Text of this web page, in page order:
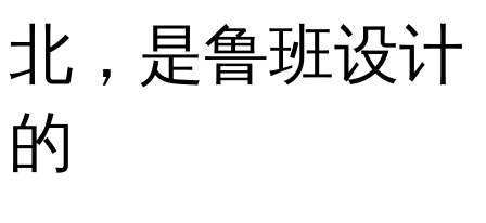
北，是鲁班设计
的